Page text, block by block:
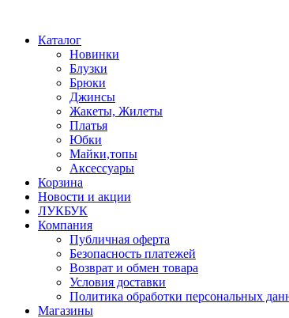
Каталог
Новинки
Блузки
Брюки
Джинсы
Жакеты, Жилеты
Платья
Юбки
Майки,топы
Аксессуары
Корзина
Новости и акции
ЛУКБУК
Компания
Публичная оферта
Безопасность платежей
Возврат и обмен товара
Условия доставки
Политика обработки персональных
Магазины